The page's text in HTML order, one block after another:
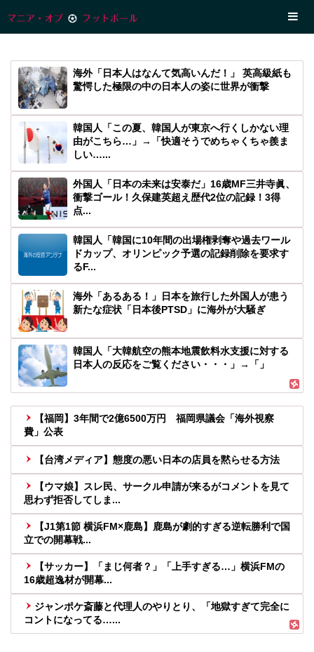
海外「日本人はなんて気高いんだ！」 英高級紙も
驚愕した極限の中の日本人の姿に世界が衝撃
韓国人「この夏、韓国人が東京へ行くしかない理
由がこちら…」→「快適そうでめちゃくちゃ羨ま
しい…...
外国人「日本の未来は安泰だ」16歳MF三井寺眞、
衝撃ゴール！久保建英超え歴代2位の記録！3得
点...
韓国人「韓国に10年間の出場権剥奪や過去ワール
ドカップ、オリンピック予選の記録削除を要求す
るF...
海外「あるある！」日本を旅行した外国人が患う
新たな症状「日本後PTSD」に海外が大騒ぎ
韓国人「大韓航空の熊本地震飲料水支援に対する
日本人の反応をご覧ください・・・」→「」
【福岡】3年間で2億6500万円 福岡県議会「海外視察
費」公表
【台湾メディア】態度の悪い日本の店員を黙らせる方法
【ウマ娘】スレ民、サークル申請が来るがコメントを見て
思わず拒否してしま...
【J1第1節 横浜FM×鹿島】鹿島が劇的すぎる逆転勝利で国
立での開幕戦...
【サッカー】「まじ何者？」「上手すぎる…」横浜FMの
16歳超逸材が開幕...
ジャンポケ斎藤と代理人のやりとり、「地獄すぎて完全に
コントになってる…...